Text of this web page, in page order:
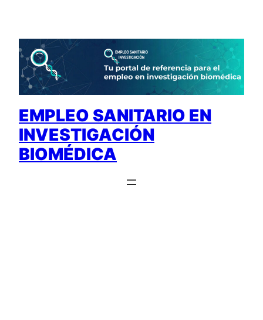
contenido
EMPLEO SANITARIO EN
INVESTIGACIÓN
BIOMÉDICA